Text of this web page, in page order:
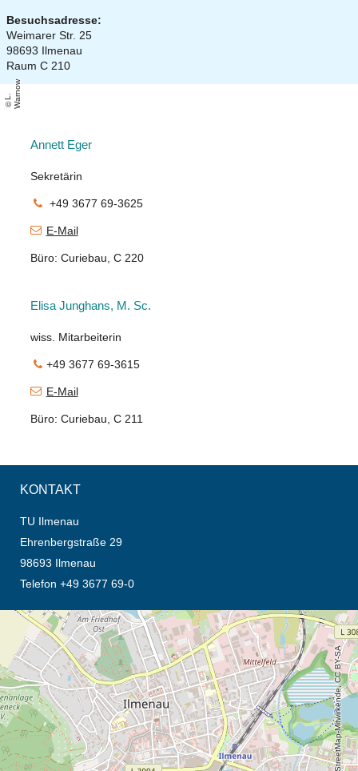
Besuchsadresse:
Weimarer Str. 25
98693 Ilmenau
Raum C 210
L
.
W
a
r
n
o w
Annett Eger
Sekretärin
+49 3677 69-3625
E-Mail
Büro: Curiebau, C 220
Elisa Junghans, M. Sc.
wiss. Mitarbeiterin
+49 3677 69-3615
E-Mail
Büro: Curiebau, C 211
KONTAKT
TU Ilmenau
Ehrenbergstraße 29
98693 Ilmenau
Telefon +49 3677 69-0
Öffnet die Anfahrtsbeschreibung in neuem Tab (Karte)
© OpenStreetMap-Mitwirkende, CC BY-SA